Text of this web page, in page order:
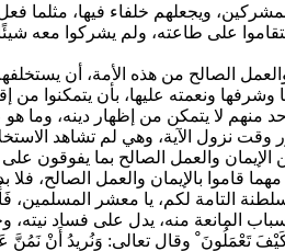
ويجعلهم خلفاء فيها،
على طاعته، ولم يشركوا معه
الصالح من هذه الأمة، أن
وشرفها ونعمته عليها، بأن يتمكنوا
منهم لا يتمكن من إظهار دينه، وما
نزول الآية، وهي لم تشاهد
الإيمان والعمل الصالح بما
مهما قاموا بالإيمان والعمل الصالح،
التامة لكم، يا معشر
المانعة منه، يدل على فساد نيته،
وقال تعالى: وَنُرِيدُ أَنْ نَمُنَّ